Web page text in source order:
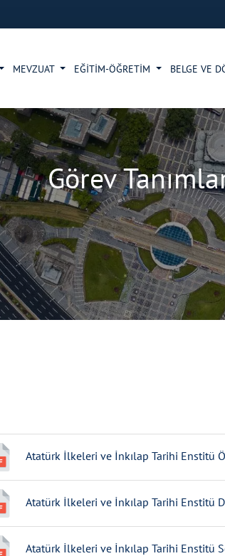
MEVZUAT EĞİTİM-ÖĞRETİM BELGE VE
Görev
Atatürk İlkeleri ve İnkılap Tarihi Enstitü
Atatürk İlkeleri ve İnkılap Tarihi Enstitü
Atatürk İlkeleri ve İnkılap Tarihi Enstitü